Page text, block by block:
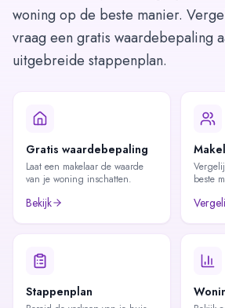
woning op de beste manier.
vraag een gratis waardebepaling
uitgebreide stappenplan.
Gratis waardebepaling
Laat een makelaar de waarde
van je woning inschatten.
Bekijk
beste
Stappenplan